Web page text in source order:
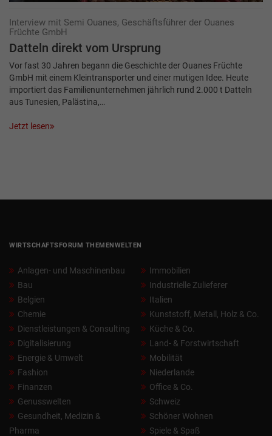
Interview mit Semi Ouanes, Geschäftsführer der Ouanes
Früchte GmbH
Datteln direkt vom Ursprung
Vor fast 30 Jahren begann die Geschichte der Ouanes Früchte
GmbH mit einem Kleintransporter und einer mutigen Idee. Heute
importiert das Familienunternehmen jährlich rund 2.000 t Datteln
aus Tunesien, Palästina,…
Jetzt lesen
WIRTSCHAFTSFORUM THEMENWELTEN
Anlagen- und Maschinenbau
Bau
Belgien
Chemie
Dienstleistungen & Consulting
Digitalisierung
Energie & Umwelt
Fashion
Finanzen
Genusswelten
Gesundheit, Medizin &
Pharma
Immobilien
Industrielle Zulieferer
Italien
Kunststoff, Metall, Holz & Co.
Küche & Co.
Land- & Forstwirtschaft
Mobilität
Niederlande
Office & Co.
Schweiz
Schöner Wohnen
Spiele & Spaß